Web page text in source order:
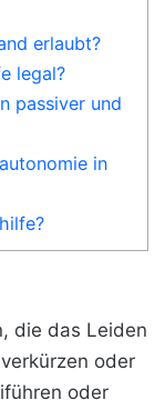
erlaubt?
legal?
passiver und
in
die das Leiden
oder
oder